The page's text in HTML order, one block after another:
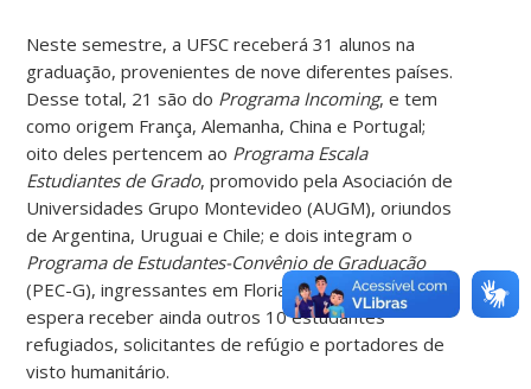
Neste semestre, a UFSC receberá 31 alunos na
graduação, provenientes de nove diferentes países.
Desse total, 21 são do Programa Incoming, e tem
como origem França, Alemanha, China e Portugal;
oito deles pertencem ao Programa Escala
Estudiantes de Grado, promovido pela Asociación de
Universidades Grupo Montevideo (AUGM), oriundos
de Argentina, Uruguai e Chile; e dois integram o
Programa de Estudantes-Convênio de Graduação
(PEC-G), ingressantes em Florianópolis. A UFSC
espera receber ainda outros 10 estudantes
refugiados, solicitantes de refúgio e portadores de
visto humanitário.